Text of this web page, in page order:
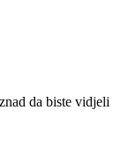
da biste vidjeli